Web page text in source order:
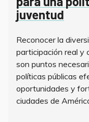
juventud
Reconocer la
participación real y
son puntos
políticas públicas
oportunidades y
ciudades de